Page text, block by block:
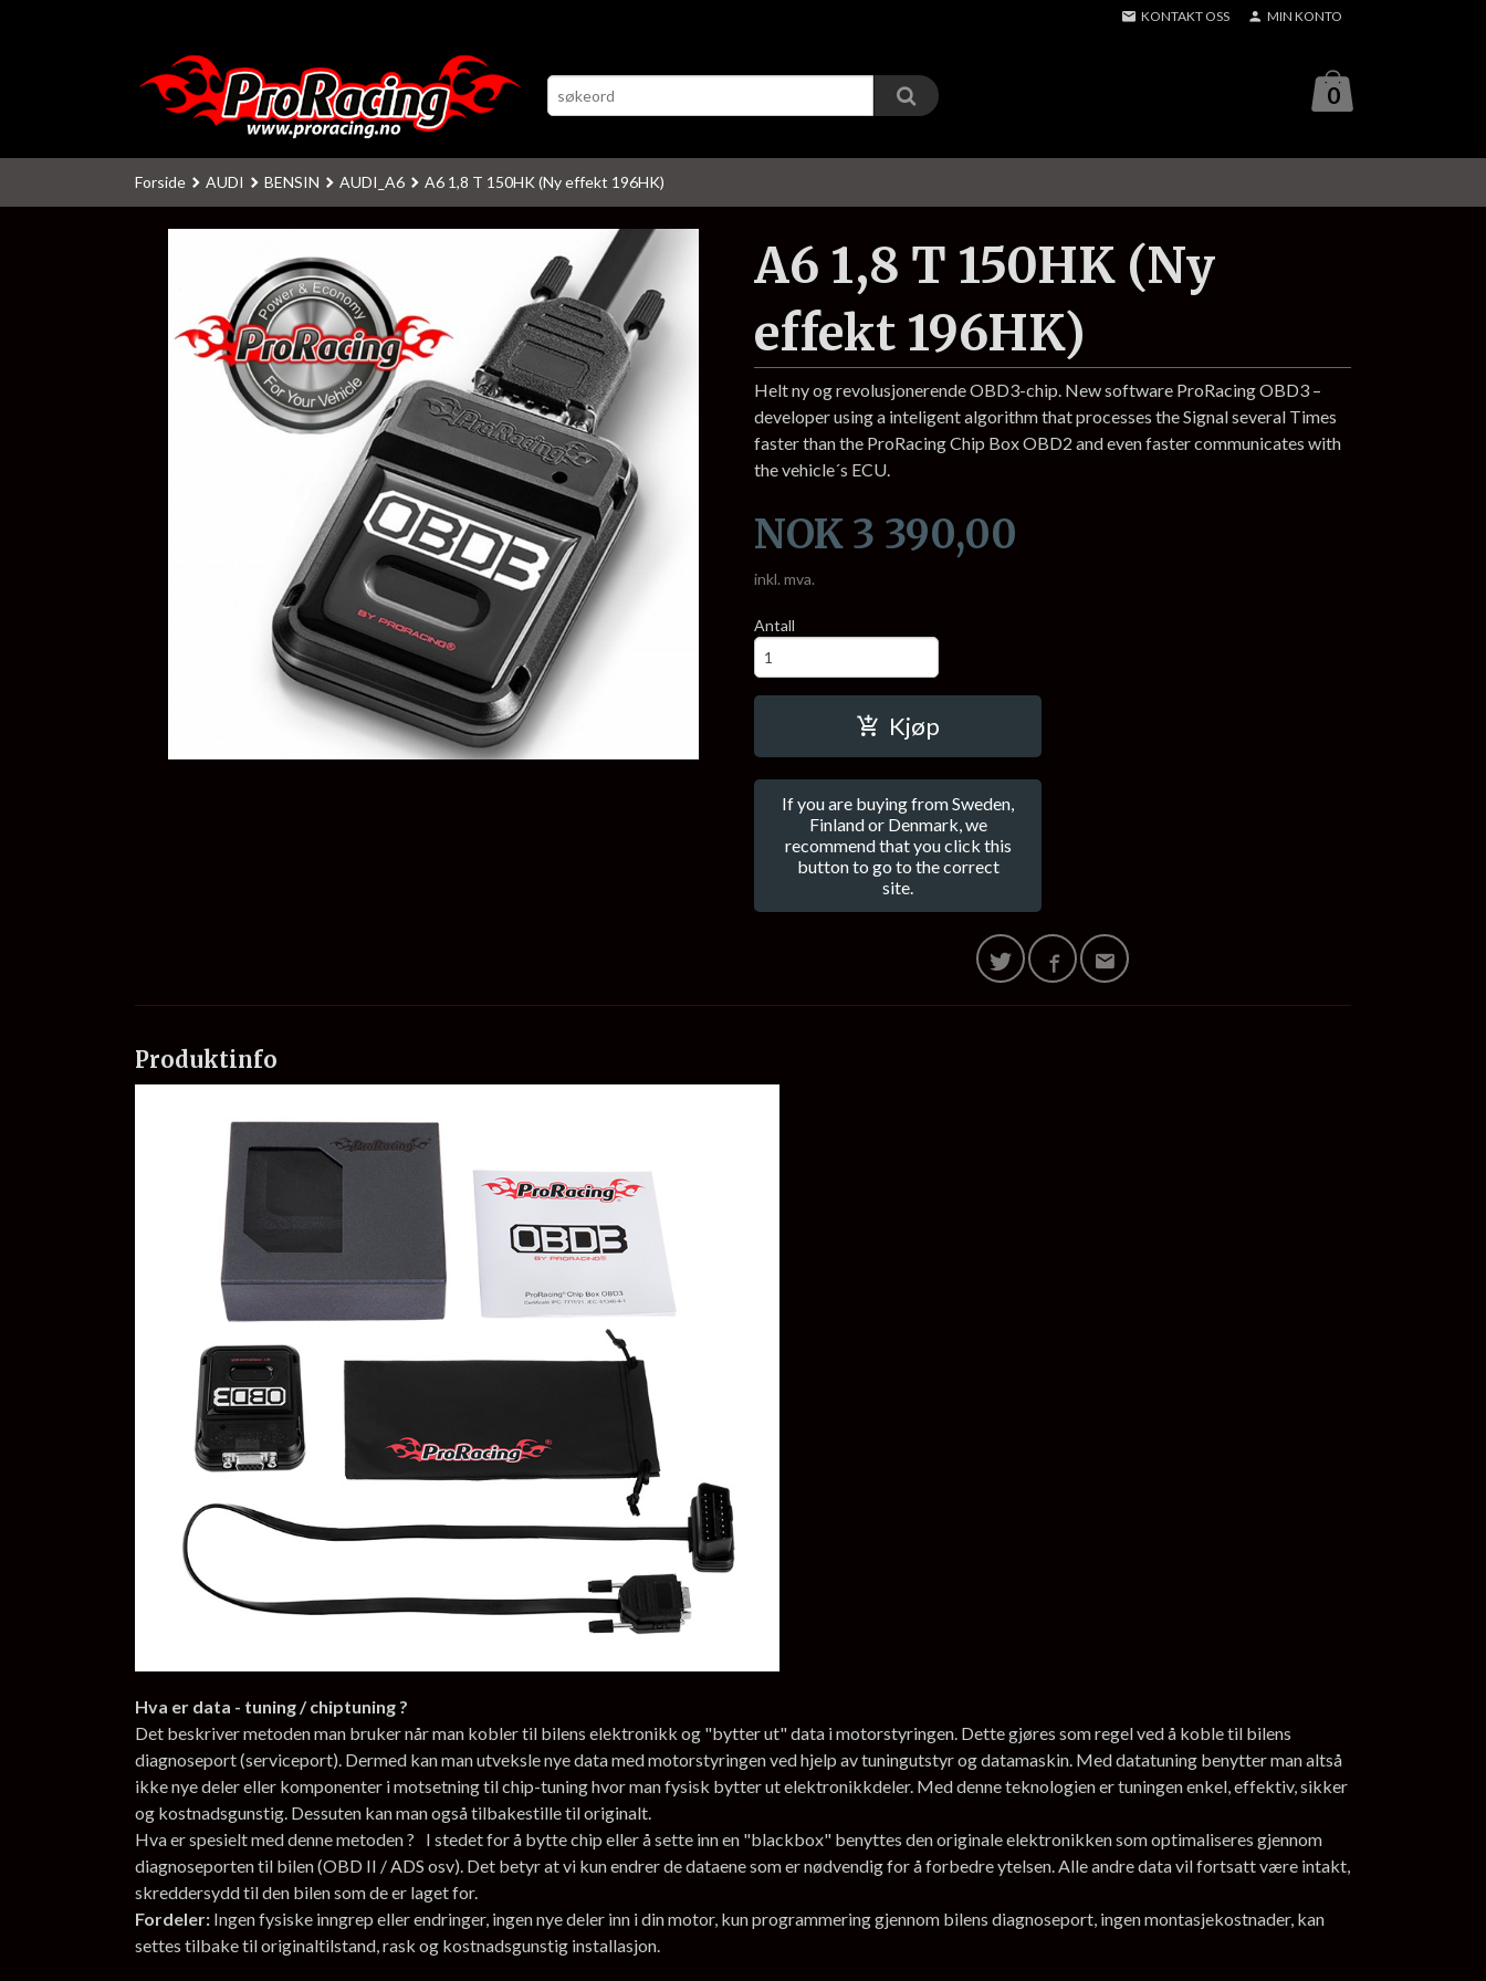
KONTAKT OSS MIN KONTO
0
Forside AUDI BENSIN AUDI_A6 A6 1,8 T 150HK (Ny effekt 196HK)
A6 1,8 T 150HK (Ny
effekt 196HK)
Helt ny og revolusjonerende OBD3-chip. New software ProRacing OBD3 –
developer using a inteligent algorithm that processes the Signal several Times
faster than the ProRacing Chip Box OBD2 and even faster communicates with
the vehicle´s ECU.
Pris
NOK 3 390,00
inkl. mva.
Antall
Kjøp
If you are buying from Sweden,
Finland or Denmark, we
recommend that you click this
button to go to the correct
site.
Produktinfo
Hva er data - tuning / chiptuning ?
Det beskriver metoden man bruker når man kobler til bilens elektronikk og "bytter ut" data i motorstyringen. Dette gjøres som regel ved å koble til bilens
diagnoseport (serviceport). Dermed kan man utveksle nye data med motorstyringen ved hjelp av tuningutstyr og datamaskin. Med datatuning benytter man altså
ikke nye deler eller komponenter i motsetning til chip-tuning hvor man fysisk bytter ut elektronikkdeler. Med denne teknologien er tuningen enkel, effektiv, sikker
og kostnadsgunstig. Dessuten kan man også tilbakestille til originalt.
Hva er spesielt med denne metoden ? I stedet for å bytte chip eller å sette inn en "blackbox" benyttes den originale elektronikken som optimaliseres gjennom
diagnoseporten til bilen (OBD II / ADS osv). Det betyr at vi kun endrer de dataene som er nødvendig for å forbedre ytelsen. Alle andre data vil fortsatt være intakt,
skreddersydd til den bilen som de er laget for.
Fordeler: Ingen fysiske inngrep eller endringer, ingen nye deler inn i din motor, kun programmering gjennom bilens diagnoseport, ingen montasjekostnader, kan
settes tilbake til originaltilstand, rask og kostnadsgunstig installasjon.